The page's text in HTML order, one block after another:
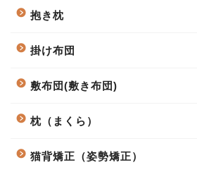
抱き枕
掛け布団
敷布団(敷き布団)
枕（まくら）
猫背矯正（姿勢矯正）